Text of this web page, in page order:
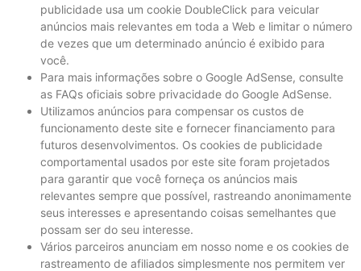
publicidade usa um cookie DoubleClick para veicular
anúncios mais relevantes em toda a Web e limitar o número
de vezes que um determinado anúncio é exibido para
você.
Para mais informações sobre o Google AdSense, consulte
as FAQs oficiais sobre privacidade do Google AdSense.
Utilizamos anúncios para compensar os custos de
funcionamento deste site e fornecer financiamento para
futuros desenvolvimentos. Os cookies de publicidade
comportamental usados ​​por este site foram projetados
para garantir que você forneça os anúncios mais
relevantes sempre que possível, rastreando anonimamente
seus interesses e apresentando coisas semelhantes que
possam ser do seu interesse.
Vários parceiros anunciam em nosso nome e os cookies de
rastreamento de afiliados simplesmente nos permitem ver